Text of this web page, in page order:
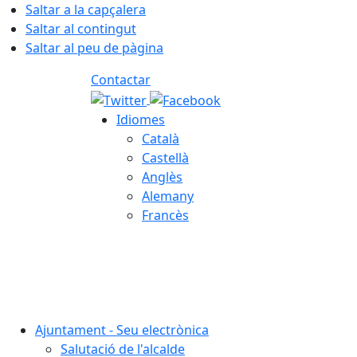
Saltar a la capçalera
Saltar al contingut
Saltar al peu de pàgina
Contactar
Idiomes
Català
Castellà
Anglès
Alemany
Francès
Ajuntament - Seu electrònica
Salutació de l'alcalde